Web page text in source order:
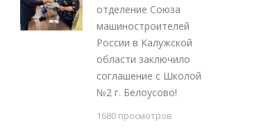
отделение Союза
машиностроителей
России в Калужской
области заключило
соглашение с Школой
№2 г. Белоусово!
1680 просмотров